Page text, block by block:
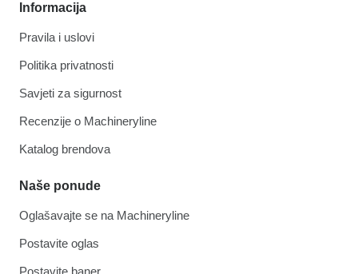
Informacija
Pravila i uslovi
Politika privatnosti
Savjeti za sigurnost
Recenzije o Machineryline
Katalog brendova
Naše ponude
Oglašavajte se na Machineryline
Postavite oglas
Postavite baner